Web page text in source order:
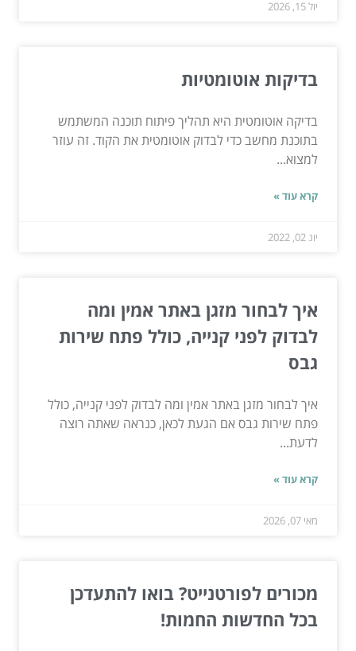
יול 15, 2026
בדיקות אוטומטיות
בדיקה אוטומטית היא תהליך פיתוח תוכנה המשתמש
בתוכנת מחשב כדי לבדוק אוטומטית את הקוד. זה עוזר
למצוא...
קרא עוד »
יונ 02, 2022
איך לבחור מזגן באתר אמין ומה
לבדוק לפני קנייה, כולל פתח שירות
גבס
איך לבחור מזגן באתר אמין ומה לבדוק לפני קנייה, כולל
פתח שירות גבס אם הגעת לכאן, כנראה שאתה רוצה
לדעת...
קרא עוד »
מאי 07, 2026
מכורים לפורטנייט? בואו להתעדכן
בכל החדשות החמות!